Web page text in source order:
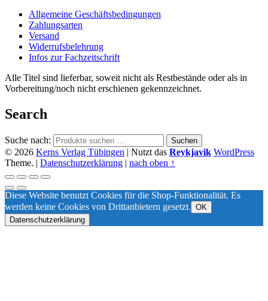
Allgemeine Geschäftsbedingungen
Zahlungsarten
Versand
Widerrufsbelehrung
Infos zur Fachzeitschrift
Alle Titel sind lieferbar, soweit nicht als Restbestände oder als in
Vorbereitung/noch nicht erschienen gekennzeichnet.
Search
Suche nach: Suchen
© 2026 Kerns Verlag Tübingen | Nutzt das Reykjavik WordPress
Theme. | Datenschutzerklärung | nach oben ↑
Diese Website benutzt Cookies für die Shop-Funktionalität. Es
werden keine Cookies von Drittanbietern gesetzt. OK
Datenschutzerklärung